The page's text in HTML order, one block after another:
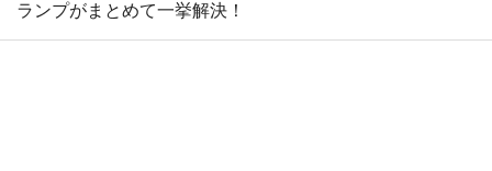
ランプがまとめて一挙解決！